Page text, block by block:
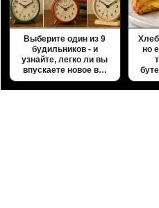
Выберите один из 9
будильников - и
узнайте, легко ли вы
впускаете новое в…
но